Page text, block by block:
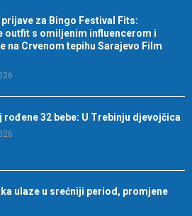
za Bingo Festival Fits:
outfit s omiljenim influencerom i
na Crvenom tepihu Sarajevo Film
rođene 32 bebe: U Trebinju djevojčica
ulaze u srećniji period, promjene